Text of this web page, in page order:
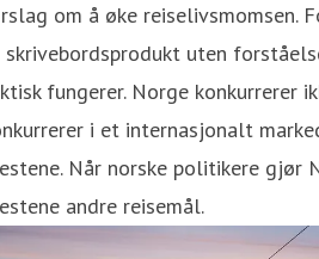
om å øke reiselivsmomsen.
uten
fungerer. Norge konkurrerer
i et internasjonalt
Når norske politikere gjør
andre reisemål.